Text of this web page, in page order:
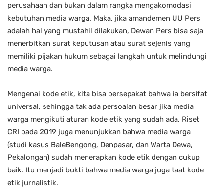
perusahaan dan bukan dalam rangka mengakomodasi
kebutuhan media warga. Maka, jika amandemen UU Pers
adalah hal yang mustahil dilakukan, Dewan Pers bisa saja
menerbitkan surat keputusan atau surat sejenis yang
memiliki pijakan hukum sebagai langkah untuk melindungi
media warga.
Mengenai kode etik, kita bisa bersepakat bahwa ia bersifat
universal, sehingga tak ada persoalan besar jika media
warga mengikuti aturan kode etik yang sudah ada. Riset
CRI pada 2019 juga menunjukkan bahwa media warga
(studi kasus BaleBengong, Denpasar, dan Warta Dewa,
Pekalongan) sudah menerapkan kode etik dengan cukup
baik. Itu menjadi bukti bahwa media warga juga taat kode
etik jurnalistik.